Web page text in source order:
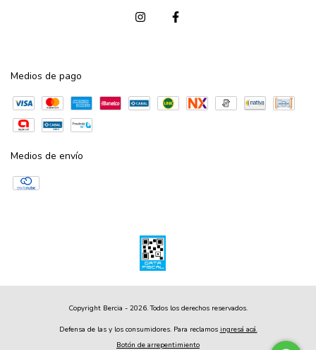
Medios de pago
Medios de envío
Copyright Bercia - 2026. Todos los derechos reservados.
Defensa de las y los consumidores. Para reclamos ingresá acá.
Botón de arrepentimiento